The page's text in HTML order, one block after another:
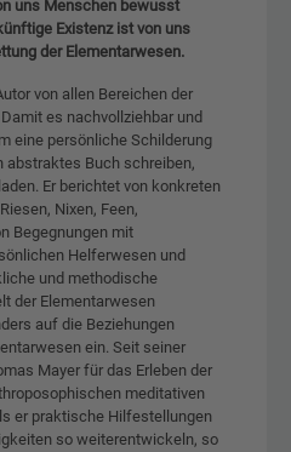
uns Menschen bewusst
Existenz ist von uns
der Elementarwesen.
von allen Bereichen der
es nachvollziehbar und
eine persönliche Schilderung
abstraktes Buch schreiben,
Er berichtet von konkreten
Nixen, Feen,
Begegnungen mit
Helferwesen und
und methodische
der Elementarwesen
auf die Beziehungen
ein. Seit seiner
Mayer für das Erleben der
meditativen
er praktische Hilfestellungen
so weiterentwickeln, so